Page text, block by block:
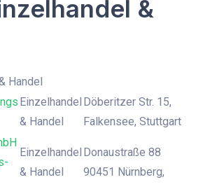
&
Handel
Einzelhandel
& Handel
Döberitzer Str. 15,
Falkensee, Stuttgart
Einzelhandel
& Handel
Donaustraße 88
90451 Nürnberg,